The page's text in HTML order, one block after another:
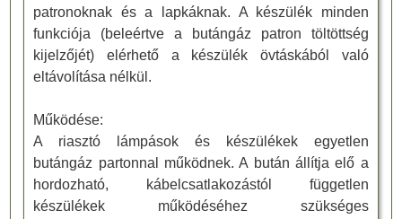
patronoknak és a lapkáknak. A készülék minden
funkciója (beleértve a butángáz patron töltöttség
kijelzőjét) elérhető a készülék övtáskából való
eltávolítása nélkül.
Működése:
A riasztó lámpások és készülékek egyetlen
butángáz partonnal működnek. A bután állítja elő a
hordozható, kábelcsatlakozástól független
készülékek működéséhez szükséges